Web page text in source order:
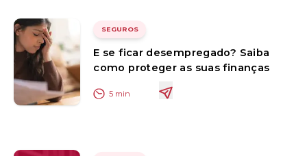
SEGUROS
E se ficar desempregado? Saiba
como proteger as suas finanças
5 min